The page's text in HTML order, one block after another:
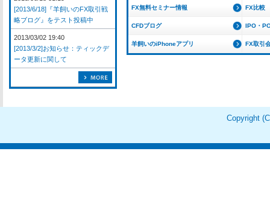
FX無料セミナー情報 FX比較
CFDブログ IPO・
羊飼いのiPhoneアプリ FX取引
[2013/6/18]『羊飼いのFX取引戦
略ブログ』をテスト投稿中
2013/03/02 19:40
[2013/3/2]お知らせ：ティックデ
ータ更新に関して
Copyright